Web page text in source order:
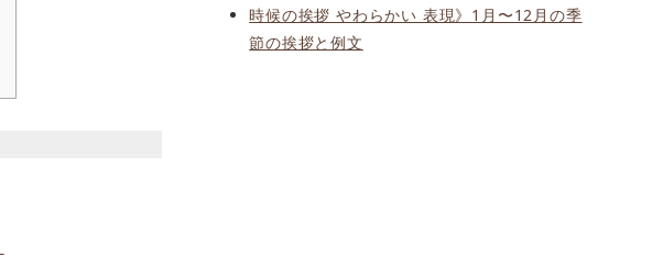
時候の挨拶 やわらかい 表現》1月〜12月の季
節の挨拶と例文